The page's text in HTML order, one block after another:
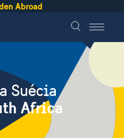
Abroad
Suécia
Africa